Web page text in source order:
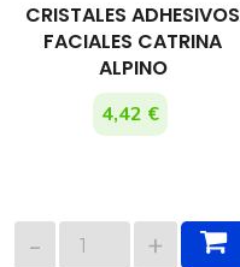
CRISTALES ADHESIVOS
FACIALES CATRINA
ALPINO
4,42 €